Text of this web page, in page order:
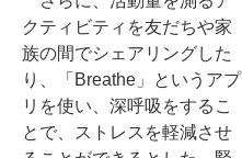
クティビティを友だちや家
族の間でシェアリングした
り、「Breathe」というアプ
リを使い、深呼吸をするこ
とで、ストレスを軽減させ